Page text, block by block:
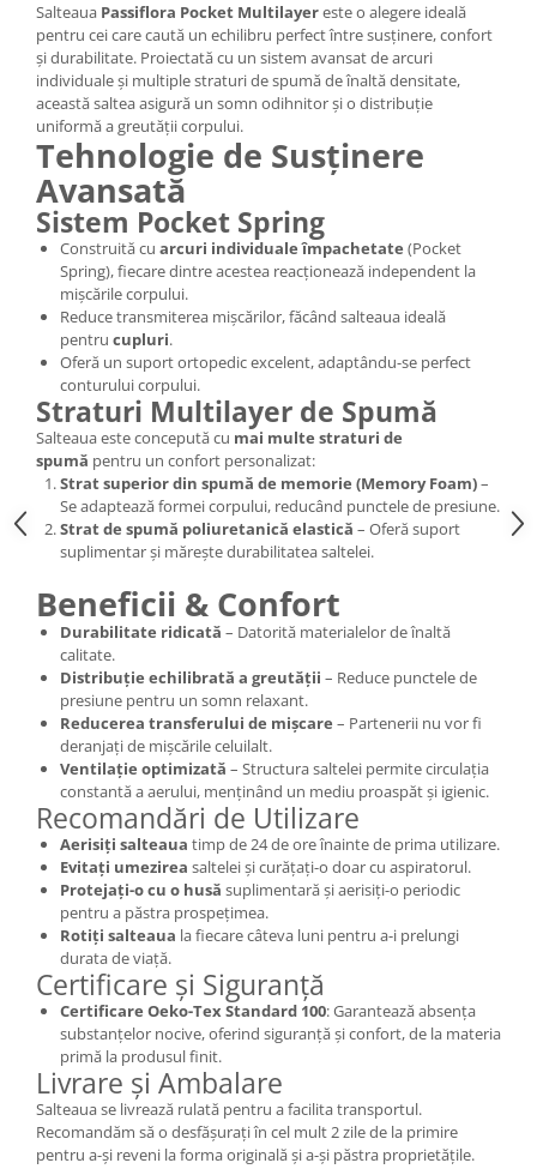
Salteaua Passiflora Pocket Multilayereste o alegere ideală
pentru cei care caută un echilibru perfect între susținere, confort
și durabilitate. Proiectată cu un sistem avansat de arcuri
individuale și multiple straturi de spumă de înaltă densitate,
această saltea asigură un somn odihnitor și o distribuție
uniformă a greutății corpului.
Tehnologie de Susținere
Avansată
Sistem Pocket Spring
Construită cu arcuri individuale împachetate (Pocket
Spring), fiecare dintre acestea reacționează independent la
mișcările corpului.
Reduce transmiterea mișcărilor, făcând salteaua ideală
pentru cupluri.
Oferă un suport ortopedic excelent, adaptându-se perfect
conturului corpului.
Straturi Multilayer de Spumă
Salteaua este concepută cu mai multe straturi de
spumă pentru un confort personalizat:
Strat superior din spumă de memorie (Memory Foam)–
Se adaptează formei corpului, reducând punctele de presiune.
Strat de spumă poliuretanică elastică – Oferă suport
suplimentar și mărește durabilitatea saltelei.
Beneficii & Confort
Durabilitate ridicată – Datorită materialelor de înaltă
calitate.
Distribuție echilibrată a greutății – Reduce punctele de
presiune pentru un somn relaxant.
Reducerea transferului de mișcare – Partenerii nu vor fi
deranjați de mișcările celuilalt.
Ventilație optimizată – Structura saltelei permite circulația
constantă a aerului, menținând un mediu proaspăt și igienic.
Recomandări de Utilizare
Aerisiți salteaua timp de 24 de ore înainte de prima utilizare.
Evitați umezirea saltelei și curățați-o doar cu aspiratorul.
Protejați-o cu o husă suplimentară și aerisiți-o periodic
pentru a păstra prospețimea.
Rotiți salteaua la fiecare câteva luni pentru a-i prelungi
durata de viață.
Certificare și Siguranță
Certificare Oeko-Tex Standard 100: Garantează absența
substanțelor nocive, oferind siguranță și confort, de la materia
primă la produsul finit.
Livrare și Ambalare
Salteaua se livrează rulată pentru a facilita transportul.
Recomandăm să o desfășurați în cel mult 2 zile de la primire
pentru a-și reveni la forma originală și a-și păstra proprietățile.